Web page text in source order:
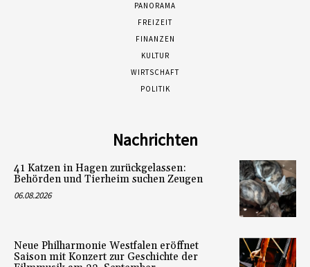
PANORAMA
FREIZEIT
FINANZEN
KULTUR
WIRTSCHAFT
POLITIK
Nachrichten
41 Katzen in Hagen zurückgelassen:
Behörden und Tierheim suchen Zeugen
06.08.2026
Neue Philharmonie Westfalen eröffnet
Saison mit Konzert zur Geschichte der